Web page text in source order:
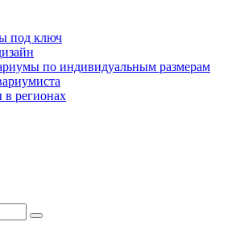
под ключ
по индивидуальным размерам
регионах